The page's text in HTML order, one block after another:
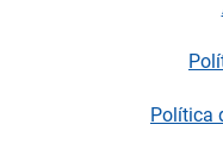
Política